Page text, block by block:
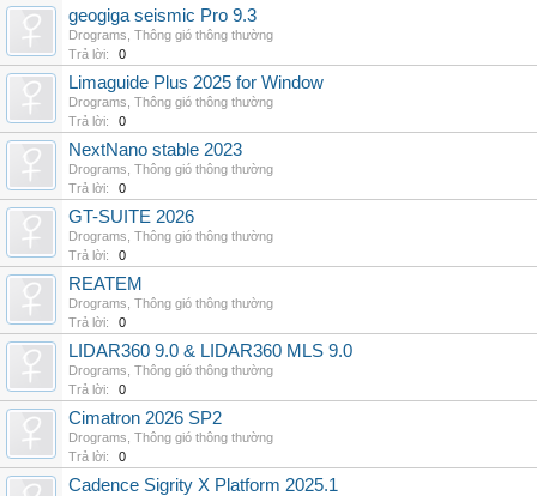
geogiga seismic Pro 9.3
Drograms Thông gió thông thường
Trả lời:
0
Limaguide Plus 2025 for Window
Drograms Thông gió thông thường
Trả lời:
0
NextNano stable 2023
Drograms Thông gió thông thường
Trả lời:
0
GT-SUITE 2026
Drograms Thông gió thông thường
Trả lời:
0
REATEM
Drograms Thông gió thông thường
Trả lời:
0
LIDAR360 9.0 & LIDAR360 MLS 9.0
Drograms Thông gió thông thường
Trả lời:
0
Cimatron 2026 SP2
Drograms Thông gió thông thường
Trả lời:
0
Cadence Sigrity X Platform 2025.1